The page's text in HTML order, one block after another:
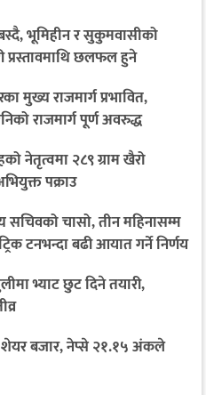
भूमिहीन र सुकुमवासीको
प्रस्तावमाथि छलफल हुने
मुख्य राजमार्ग प्रभावित,
राजमार्ग पूर्ण अवरुद्ध
नेतृत्वमा २८९ ग्राम खैरो
पक्राउ
सचिवको चासो, तीन महिनासम्म
टनभन्दा बढी आयात गर्ने निर्णय
भ्याट छुट दिने तयारी,
शेयर बजार, नेप्से २१.१५ अंकले